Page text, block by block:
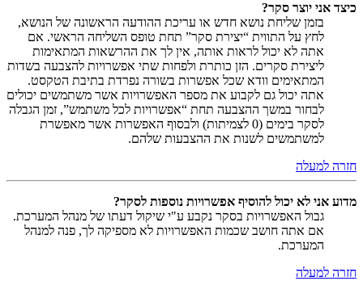
כיצד אני יוצר סקר?
בזמן שליחת נושא חדש או עריכת ההודעה הראשונה של הנושא,
לחץ על התווית “יצירת סקר” תחת טופס השליחה הראשי. אם
אתה לא יכול לראות אותה, אין לך את ההרשאות המתאימות
ליצירת סקרים. הזן כותרת ולפחות שתי אפשרויות להצבעה בשדות
המתאימים וודא שכל אפשרות בשורה נפרדת בתיבת הטקסט.
אתה יכול גם לקבוע את מספר האפשרויות אשר משתמשים יכולים
לבחור במשך ההצבעה תחת “אפשרויות לכל משתמש”, זמן הגבלה
לסקר בימים (0 לצמיתות) ולבסוף האפשרות אשר מאפשרת
למשתמשים לשנות את ההצבעות שלהם.
חזרה למעלה
מדוע אני לא יכול להוסיף אפשרויות נוספות לסקר?
גבול האפשרויות בסקר נקבע ע"י שיקול דעתו של מנהל המערכת.
אם אתה חושב שכמות האפשרויות לא מספיקה לך, פנה למנהל
המערכת.
חזרה למעלה